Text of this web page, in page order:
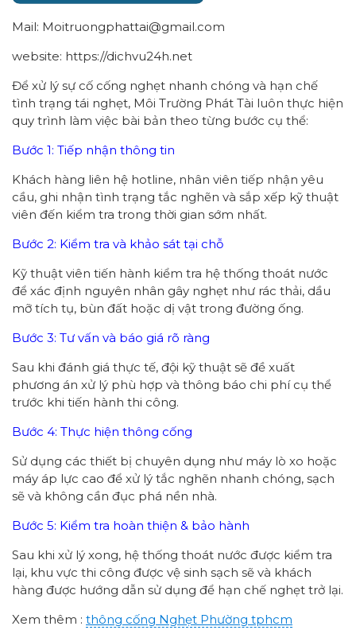
Mail: Moitruongphattai@gmail.com
website: https://dichvu24h.net
Để xử lý sự cố cống nghẹt nhanh chóng và hạn chế
tình trạng tái nghẹt, Môi Trường Phát Tài luôn thực hiện
quy trình làm việc bài bản theo từng bước cụ thể:
Bước 1: Tiếp nhận thông tin
Khách hàng liên hệ hotline, nhân viên tiếp nhận yêu
cầu, ghi nhận tình trạng tắc nghẽn và sắp xếp kỹ thuật
viên đến kiểm tra trong thời gian sớm nhất.
Bước 2: Kiểm tra và khảo sát tại chỗ
Kỹ thuật viên tiến hành kiểm tra hệ thống thoát nước
để xác định nguyên nhân gây nghẹt như rác thải, dầu
mỡ tích tụ, bùn đất hoặc dị vật trong đường ống.
Bước 3: Tư vấn và báo giá rõ ràng
Sau khi đánh giá thực tế, đội kỹ thuật sẽ đề xuất
phương án xử lý phù hợp và thông báo chi phí cụ thể
trước khi tiến hành thi công.
Bước 4: Thực hiện thông cống
Sử dụng các thiết bị chuyên dụng như máy lò xo hoặc
máy áp lực cao để xử lý tắc nghẽn nhanh chóng, sạch
sẽ và không cần đục phá nền nhà.
Bước 5: Kiểm tra hoàn thiện & bảo hành
Sau khi xử lý xong, hệ thống thoát nước được kiểm tra
lại, khu vực thi công được vệ sinh sạch sẽ và khách
hàng được hướng dẫn sử dụng để hạn chế nghẹt trở lại.
Xem thêm : thông cống Nghẹt Phường tphcm